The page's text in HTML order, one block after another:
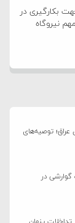
بکارگیری در
نیروگاه
عراق؛ توصیه‌های
گوارشی در